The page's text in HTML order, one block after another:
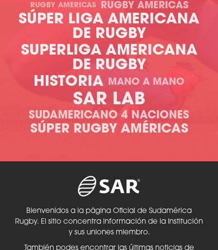
RUGBY AMERICAS RUGBY AMERICAS
SÚPER LIGA AMERICANA
DE RUGBY
SUPERLIGA AMERICANA
DE RUGBY
HISTORIA
MANO A MANO
SAR LAB
SUDAMERICANO 4 NACIONES
SÚPER RUGBY AMÉRICAS
Bienvenidos a la página Oficial de Sudamérica
Rugby. El sitio concentra información de la Institución
y sus uniones miembro.
También podes encontrar las últimas noticias de